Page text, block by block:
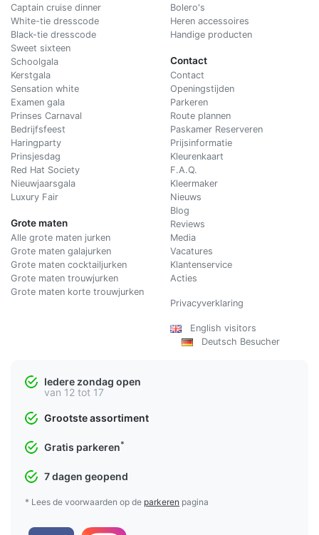
Captain cruise dinner
White-tie dresscode
Black-tie dresscode
Sweet sixteen
Schoolgala
Kerstgala
Sensation white
Examen gala
Prinses Carnaval
Bedrijfsfeest
Haringparty
Prinsjesdag
Red Hat Society
Nieuwjaarsgala
Luxury Fair
Grote maten
Alle grote maten jurken
Grote maten galajurken
Grote maten cocktailjurken
Grote maten trouwjurken
Grote maten korte trouwjurken
Bolero's
Heren accessoires
Handige producten
Contact
Contact
Openingstijden
Parkeren
Route plannen
Paskamer Reserveren
Prijsinformatie
Kleurenkaart
F.A.Q.
Kleermaker
Nieuws
Blog
Reviews
Media
Vacatures
Klantenservice
Acties
Privacyverklaring
English visitors
Deutsch Besucher
Iedere zondag open
van 12 tot 17
Grootste assortiment
Gratis parkeren*
7 dagen geopend
* Lees de voorwaarden op de parkeren pagina